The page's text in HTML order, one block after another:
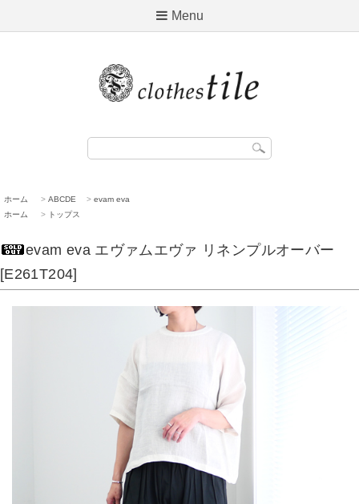
Menu
ホーム > ABCDE > evam eva
ホーム
> トップス
evam eva エヴァムエヴァ リネンプルオーバー
[E261T204]